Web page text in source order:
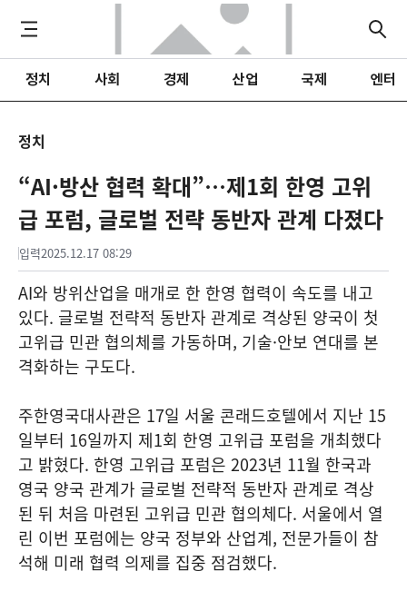
정치 사회 경제 산업 국제 엔터
정치
“AI·방산 협력 확대”…제1회 한영 고위
급 포럼, 글로벌 전략 동반자 관계 다졌다
입력2025.12.17 08:29
AI와 방위산업을 매개로 한 한영 협력이 속도를 내고
있다. 글로벌 전략적 동반자 관계로 격상된 양국이 첫
고위급 민관 협의체를 가동하며, 기술·안보 연대를 본
격화하는 구도다.
주한영국대사관은 17일 서울 콘래드호텔에서 지난 15
일부터 16일까지 제1회 한영 고위급 포럼을 개최했다
고 밝혔다. 한영 고위급 포럼은 2023년 11월 한국과
영국 양국 관계가 글로벌 전략적 동반자 관계로 격상
된 뒤 처음 마련된 고위급 민관 협의체다. 서울에서 열
린 이번 포럼에는 양국 정부와 산업계, 전문가들이 참
석해 미래 협력 의제를 집중 점검했다.